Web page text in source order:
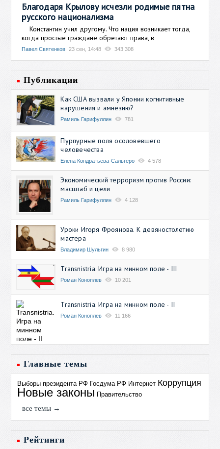
Благодаря Крылову исчезли родимые пятна
русского национализма
Константин учил другому. Что нация возникает тогда,
когда простые граждане обретают права, в
Павел Святенков 23 сен, 14:48 343 308
Публикации
Как США вызвали у Японии когнитивные
нарушения и амнезию?
Рамиль Гарифуллин 781
Пурпурные поля осоловевшего
человечества
Елена Кондратьева-Сальгеро 4 578
Экономический терроризм против России:
масштаб и цели
Рамиль Гарифуллин 4 128
Уроки Игоря Фроянова. К девяностолетию
мастера
Владимир Шульгин 8 980
Transnistria. Игра на минном поле - III
Роман Коноплев 10 201
Transnistria. Игра на минном поле - II
Роман Коноплев 11 166
Главные темы
Выборы президента РФ Госдума РФ Интернет Коррупция
Новые законы Правительство
все темы →
Рейтинги